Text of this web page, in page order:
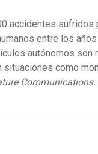
accidentes
entre los
autónomos
como
Communications.